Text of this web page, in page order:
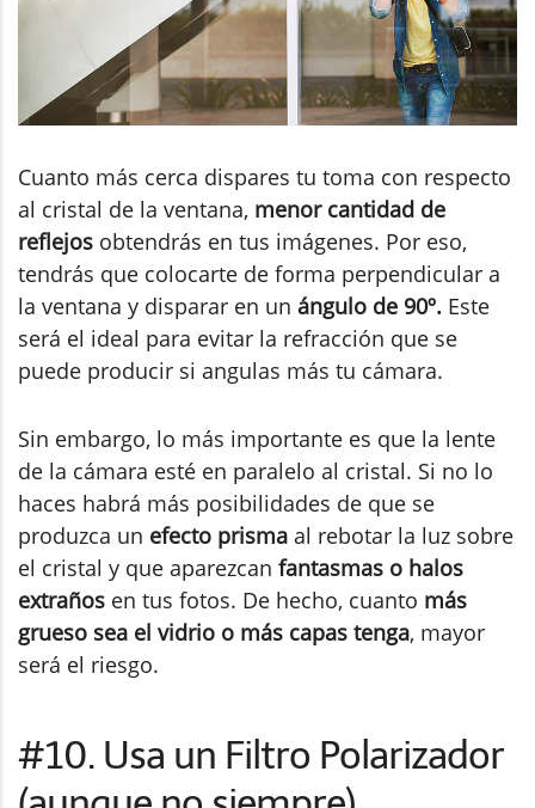
Cuanto más cerca dispares tu toma con respecto
al cristal de la ventana, menor cantidad de
reflejos obtendrás en tus imágenes. Por eso,
tendrás que colocarte de forma perpendicular a
la ventana y disparar en un ángulo de 90º. Este
será el ideal para evitar la refracción que se
puede producir si angulas más tu cámara.
Sin embargo, lo más importante es que la lente
de la cámara esté en paralelo al cristal. Si no lo
haces habrá más posibilidades de que se
produzca un efecto prisma al rebotar la luz sobre
el cristal y que aparezcan fantasmas o halos
extraños en tus fotos. De hecho, cuanto más
grueso sea el vidrio o más capas tenga, mayor
será el riesgo.
#10. Usa un Filtro Polarizador